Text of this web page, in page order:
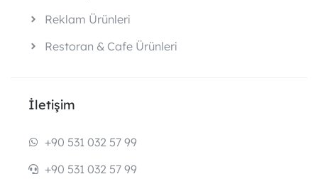
Reklam Ürünleri
Restoran & Cafe Ürünleri
İletişim
+90 531 032 57 99
+90 531 032 57 99